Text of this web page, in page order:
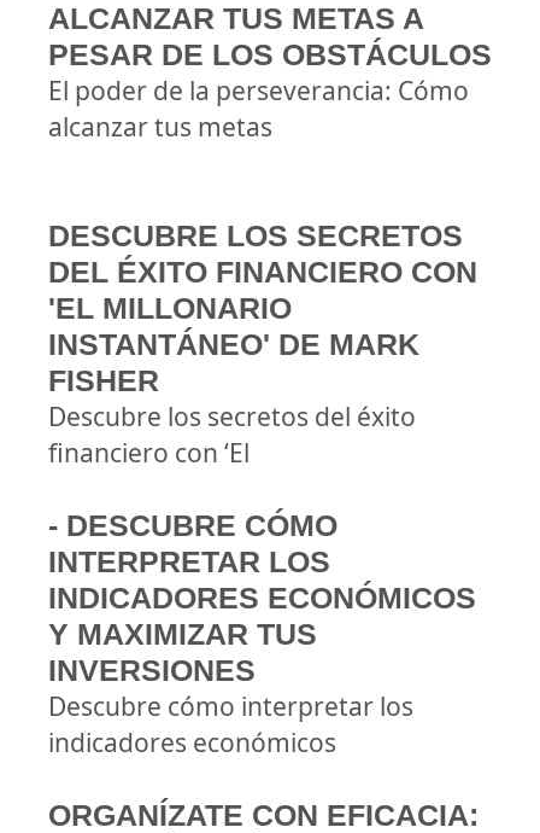
ALCANZAR TUS METAS A
PESAR DE LOS OBSTÁCULOS
El poder de la perseverancia: Cómo
alcanzar tus metas
DESCUBRE LOS SECRETOS
DEL ÉXITO FINANCIERO CON
'EL MILLONARIO
INSTANTÁNEO' DE MARK
FISHER
Descubre los secretos del éxito
financiero con ‘El
- DESCUBRE CÓMO
INTERPRETAR LOS
INDICADORES ECONÓMICOS
Y MAXIMIZAR TUS
INVERSIONES
Descubre cómo interpretar los
indicadores económicos
ORGANÍZATE CON EFICACIA: